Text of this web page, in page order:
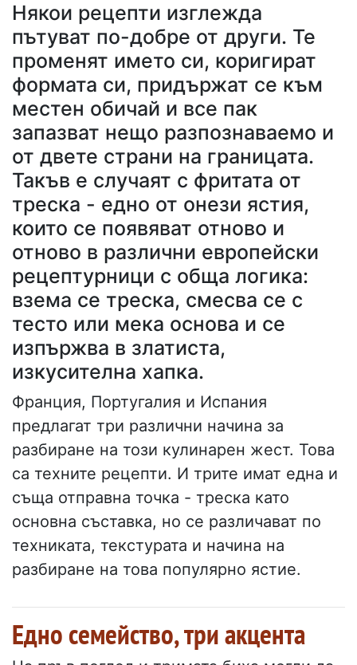
Някои рецепти изглежда
пътуват по-добре от други. Те
променят името си, коригират
формата си, придържат се към
местен обичай и все пак
запазват нещо разпознаваемо и
от двете страни на границата.
Такъв е случаят с фритата от
треска - едно от онези ястия,
които се появяват отново и
отново в различни европейски
рецептурници с обща логика:
взема се треска, смесва се с
тесто или мека основа и се
изпържва в златиста,
изкусителна хапка.
Франция, Португалия и Испания
предлагат три различни начина за
разбиране на този кулинарен жест. Това
са техните рецепти. И трите имат една и
съща отправна точка - треска като
основна съставка, но се различават по
техниката, текстурата и начина на
разбиране на това популярно ястие.
Едно семейство, три акцента